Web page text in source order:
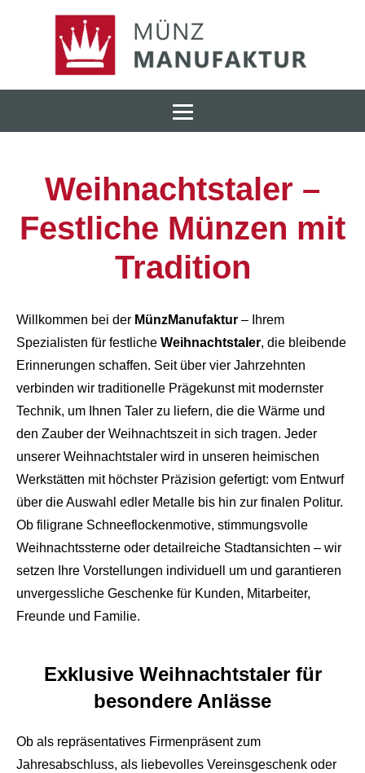
Weihnachtstaler –
Festliche Münzen mit
Tradition
Willkommen bei der MünzManufaktur – Ihrem
Spezialisten für festliche Weihnachtstaler, die bleibende
Erinnerungen schaffen. Seit über vier Jahrzehnten
verbinden wir traditionelle Prägekunst mit modernster
Technik, um Ihnen Taler zu liefern, die die Wärme und
den Zauber der Weihnachtszeit in sich tragen. Jeder
unserer Weihnachtstaler wird in unseren heimischen
Werkstätten mit höchster Präzision gefertigt: vom Entwurf
über die Auswahl edler Metalle bis hin zur finalen Politur.
Ob filigrane Schneeflockenmotive, stimmungsvolle
Weihnachtssterne oder detailreiche Stadtansichten – wir
setzen Ihre Vorstellungen individuell um und garantieren
unvergessliche Geschenke für Kunden, Mitarbeiter,
Freunde und Familie.
Exklusive Weihnachtstaler für
besondere Anlässe
Ob als repräsentatives Firmenpräsent zum
Jahresabschluss, als liebevolles Vereinsgeschenk oder